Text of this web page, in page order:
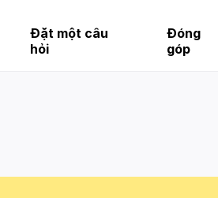
Đặt một câu
hỏi
Đóng
góp